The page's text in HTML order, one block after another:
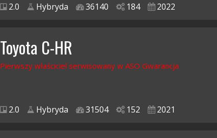
2.0 Hybryda 36140 184 2022
Toyota C-HR
Pierwszy właściciel serwisowany w ASO Gwarancja
2.0 Hybryda 31504 152 2021